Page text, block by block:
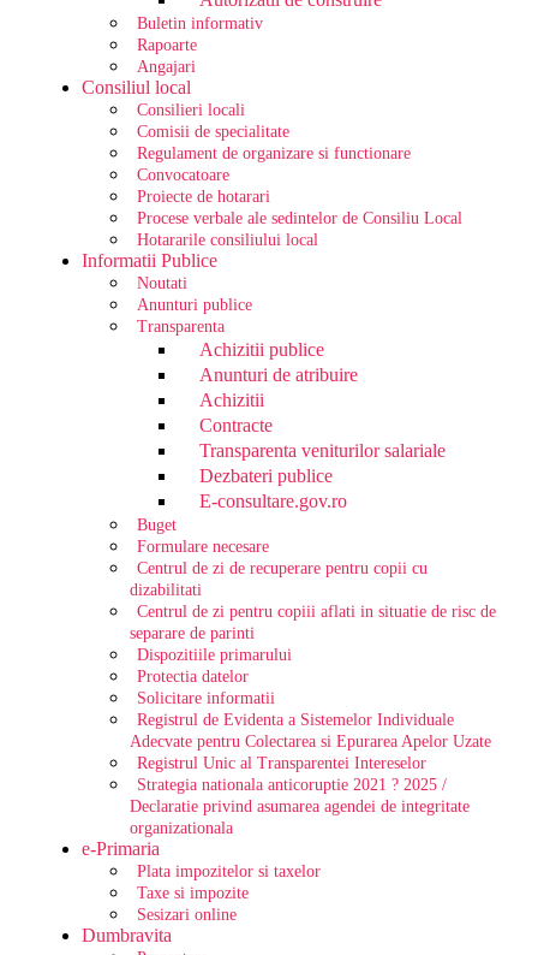
Buletin informativ
Rapoarte
Angajari
Consiliul local
Consilieri locali
Comisii de specialitate
Regulament de organizare si functionare
Convocatoare
Proiecte de hotarari
Procese verbale ale sedintelor de Consiliu Local
Hotararile consiliului local
Informatii Publice
Noutati
Anunturi publice
Transparenta
Achizitii publice
Anunturi de atribuire
Achizitii
Contracte
Transparenta veniturilor salariale
Dezbateri publice
E-consultare.gov.ro
Buget
Formulare necesare
Centrul de zi de recuperare pentru copii cu
dizabilitati
Centrul de zi pentru copiii aflati in situatie de risc de
separare de parinti
Dispozitiile primarului
Protectia datelor
Solicitare informatii
Registrul de Evidenta a Sistemelor Individuale
Adecvate pentru Colectarea si Epurarea Apelor Uzate
Registrul Unic al Transparentei Intereselor
Strategia nationala anticoruptie 2021 ? 2025 /
Declaratie privind asumarea agendei de integritate
organizationala
e-Primaria
Plata impozitelor si taxelor
Taxe si impozite
Sesizari online
Dumbravita